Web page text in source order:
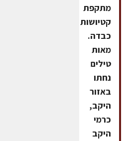
מתקפת
קטיושות
כבדה.
מאות
טילים
נחתו
באזור
היקב,
כרמי
היקב